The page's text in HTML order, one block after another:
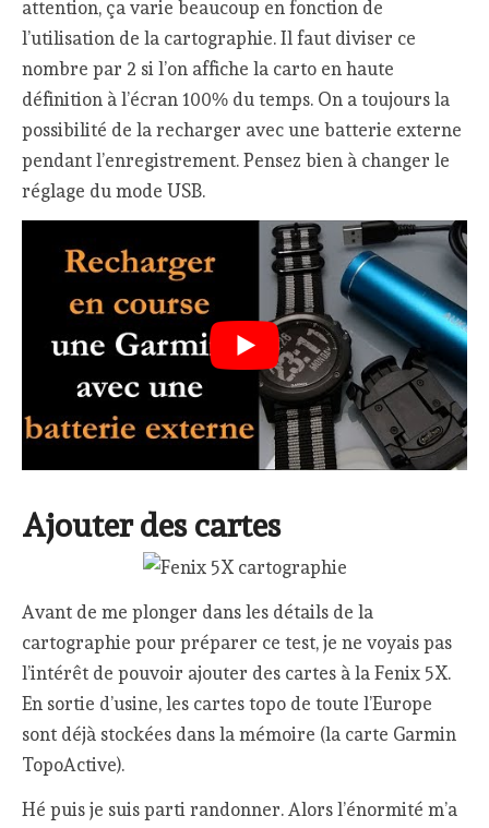
attention, ça varie beaucoup en fonction de
l’utilisation de la cartographie. Il faut diviser ce
nombre par 2 si l’on affiche la carto en haute
définition à l’écran 100% du temps. On a toujours la
possibilité de la recharger avec une batterie externe
pendant l’enregistrement. Pensez bien à changer le
réglage du mode USB.
Ajouter des cartes
Avant de me plonger dans les détails de la
cartographie pour préparer ce test, je ne voyais pas
l’intérêt de pouvoir ajouter des cartes à la Fenix 5X.
En sortie d’usine, les cartes topo de toute l’Europe
sont déjà stockées dans la mémoire (la carte Garmin
TopoActive).
Hé puis je suis parti randonner. Alors l’énormité m’a